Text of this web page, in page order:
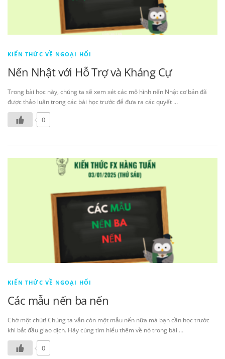
KIẾN THỨC VỀ NGOẠI HỐI
Nến Nhật với Hỗ Trợ và Kháng Cự
Trong bài học này, chúng ta sẽ xem xét các mô hình nến Nhật cơ bản đã
được thảo luận trong các bài học trước để đưa ra các quyết …
0
KIẾN THỨC VỀ NGOẠI HỐI
Các mẫu nến ba nến
Chờ một chút! Chúng ta vẫn còn một mẫu nến nữa mà bạn cần học trước
khi bắt đầu giao dịch. Hãy cùng tìm hiểu thêm về nó trong bài …
0